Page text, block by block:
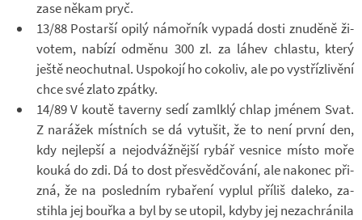
zase někam pryč.
13/88 Po­starší opilý ná­moř­ník vy­padá dosti znuděně ži­
vo­tem, na­bízí od­měnu 300 zl. za láhev chlastu, který
ještě ne­o­chut­nal. Uspo­kojí ho co­ko­liv, ale po vy­stříz­li­vění
chce své zlato zpátky.
14/89 V koutě ta­verny sedí za­mlklý chlap jmé­nem Svat.
Z na­rá­žek míst­ních se dá vy­tu­šit, že to není první den,
kdy nej­lepší a nej­od­váž­nější rybář ves­nice místo moře
kouká do zdi. Dá to dost pře­svěd­čo­vání, ale na­ko­nec při­
zná, že na po­sled­ním ry­ba­ření vy­plul pří­liš da­leko, za­
stihla jej bouřka a byl by se uto­pil, kdyby jej ne­za­chrá­nila